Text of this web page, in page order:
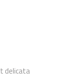
delicata